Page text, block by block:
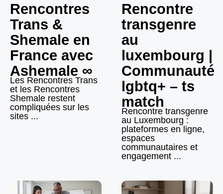
Rencontres
Trans &
Shemale en
France avec
Ashemale ∞
Les Rencontres Trans
et les Rencontres
Shemale restent
compliquées sur les
sites ...
Rencontre
transgenre
au
luxembourg |
Communauté
lgbtq+ – ts
match
Rencontre transgenre
au Luxembourg :
plateformes en ligne,
espaces
communautaires et
engagement ...